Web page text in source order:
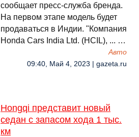
сообщает пресс-служба бренда.
На первом этапе модель будет
продаваться в Индии. "Компания
Honda Cars India Ltd. (HCIL), ... …
Авто
09:40, Май 4, 2023 | gazeta.ru
Hongqi представит новый
седан с запасом хода 1 тыс.
км